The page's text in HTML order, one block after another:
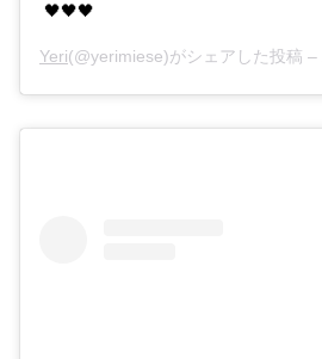
🖤🖤🖤
Yeri(@yerimiese)がシェアした投稿 –